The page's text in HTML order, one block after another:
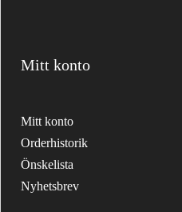
Mitt konto
Mitt konto
Orderhistorik
Önskelista
Nyhetsbrev